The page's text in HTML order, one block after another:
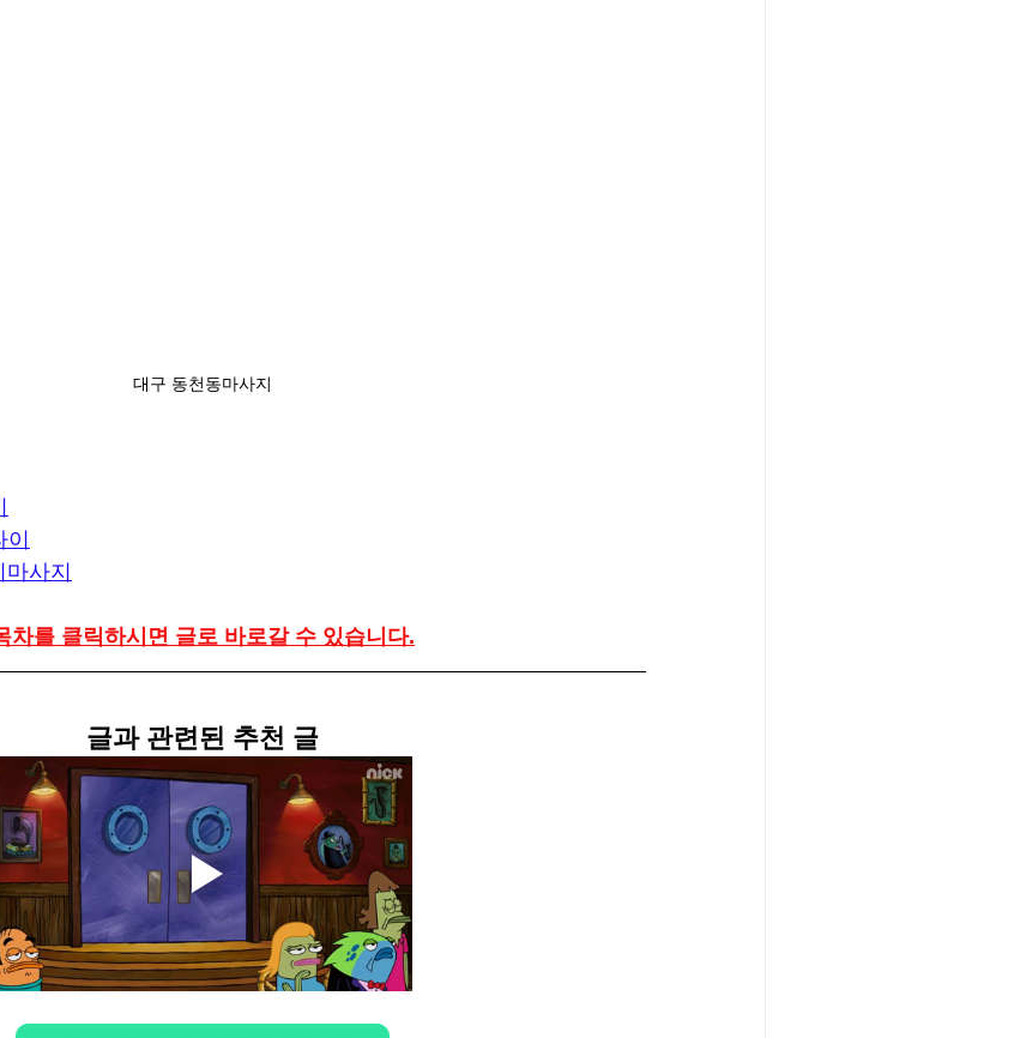
대구 동천동마사지
사지
차를 클릭하시면 글로 바로갈 수 있습니다.
글과 관련된 추천 글